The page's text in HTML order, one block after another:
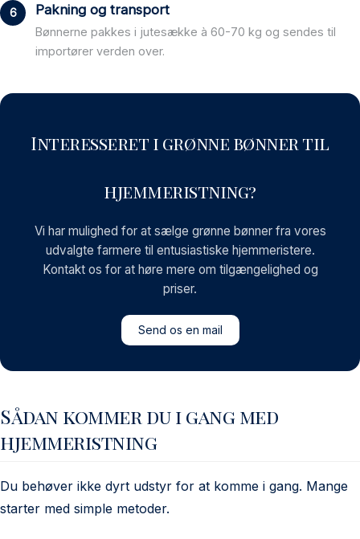
Pakning og transport
Bønnerne pakkes i jutesække à 60-70 kg og sendes til
importører verden over.
Interesseret i grønne bønner til
hjemmeristning?
Vi har mulighed for at sælge grønne bønner fra vores
udvalgte farmere til entusiastiske hjemmeristere.
Kontakt os for at høre mere om tilgængelighed og
priser.
Send os en mail
Sådan kommer du i gang med
hjemmeristning
Du behøver ikke dyrt udstyr for at komme i gang. Mange
starter med simple metoder.